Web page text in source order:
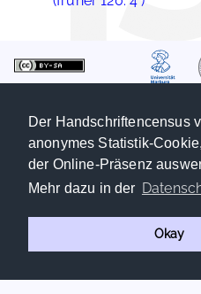
Der Handschriftencensus
anonymes Statistik-
der Online-Präsenz
Mehr dazu in der
Okay